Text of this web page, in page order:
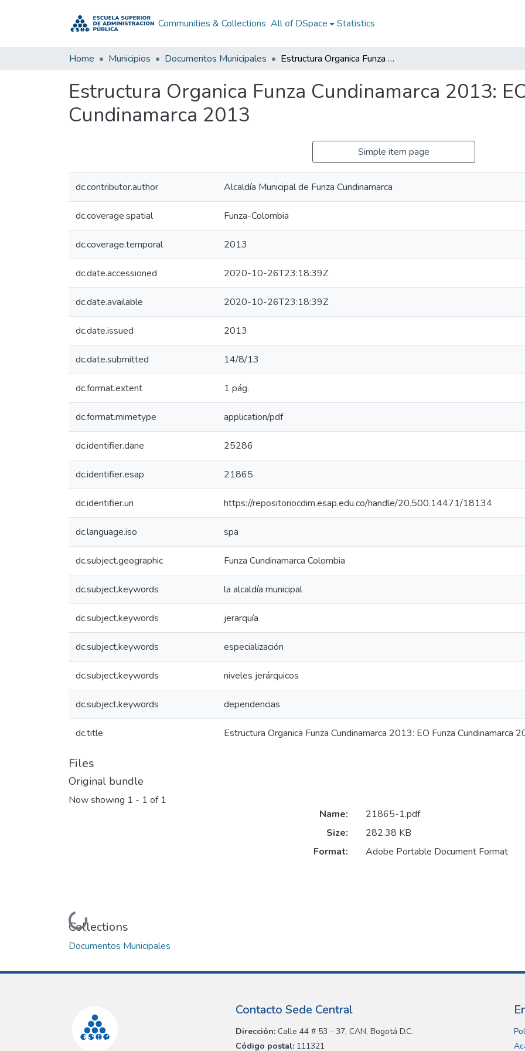
Communities & Collections All of DSpace Statistics
Home Municipios Documentos Municipales Estructura Organica Funza Cundinamarca 2013: EO Funza Cundinamarca 2013
Estructura Organica Funza Cundinamarca 2013:
Cundinamarca 2013
Simple item page
dc.contributor.author Alcaldía Municipal de Funza Cundinamarca
dc.coverage.spatial Funza-Colombia
dc.coverage.temporal 2013
dc.date.accessioned 2020-10-26T23:18:39Z
dc.date.available 2020-10-26T23:18:39Z
dc.date.issued 2013
dc.date.submitted 14/8/13
dc.format.extent 1 pág.
dc.format.mimetype application/pdf
dc.identifier.dane 25286
dc.identifier.esap 21865
dc.identifier.uri https://repositoriocdim.esap.edu.co/handle/20.500.14471/18134
dc.language.iso spa
dc.subject.geographic Funza Cundinamarca Colombia
dc.subject.keywords la alcaldía municipal
dc.subject.keywords jerarquía
dc.subject.keywords especialización
dc.subject.keywords niveles jerárquicos
dc.subject.keywords dependencias
dc.title Estructura Organica Funza Cundinamarca 2013: EO Funza Cundinamarca
Files
Original bundle
Now showing 1 - 1 of 1
Loading...
Name:
21865-1.pdf
Size:
282.38 KB
Format:
Adobe Portable Document Format
Collections
Documentos Municipales
Contacto Sede Central
Dirección: Calle 44 # 53 - 37, CAN, Bogotá D.C.
Código postal: 111321